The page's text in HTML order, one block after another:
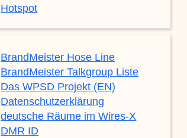
Hotspot
BrandMeister Hose Line
BrandMeister Talkgroup Liste
Das WPSD Projekt (EN)
Datenschutzerklärung
deutsche Räume im Wires-X
DMR ID